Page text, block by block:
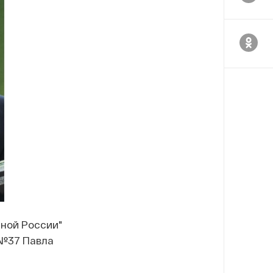
России"
Павла